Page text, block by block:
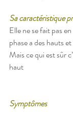
Sa caractéristique
Elle ne se fait pas
phase a des hauts
Mais ce qui est sûr
haut
Symptômes